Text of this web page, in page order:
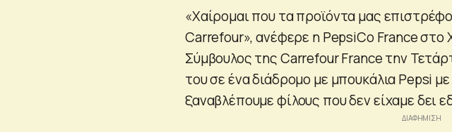
«Χαίρομαι που τα προϊόντα μας
Carrefour», ανέφερε η PepsiCo France στο
Σύμβουλος της Carrefour France την
του σε ένα διάδρομο με μπουκάλια Pepsi
ξαναβλέπουμε φίλους που δεν είχαμε δει